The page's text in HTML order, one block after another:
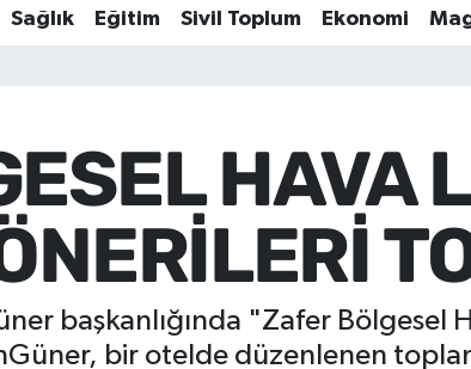
Sağlık Eğitim Sivil Toplum Ekonomi
HAVA
başkanlığında "Zafer Bölgesel
bir otelde düzenlenen